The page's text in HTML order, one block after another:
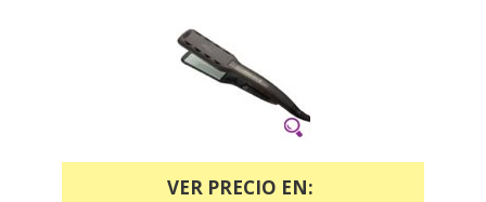
VER PRECIO EN: